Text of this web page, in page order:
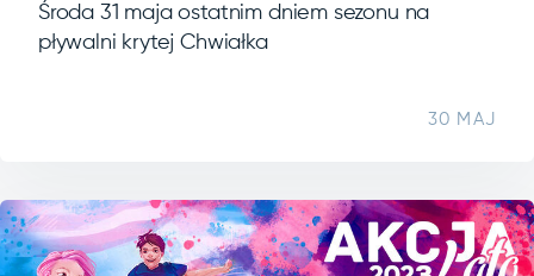
Środa 31 maja ostatnim dniem sezonu na
pływalni krytej Chwiałka
30 MAJ